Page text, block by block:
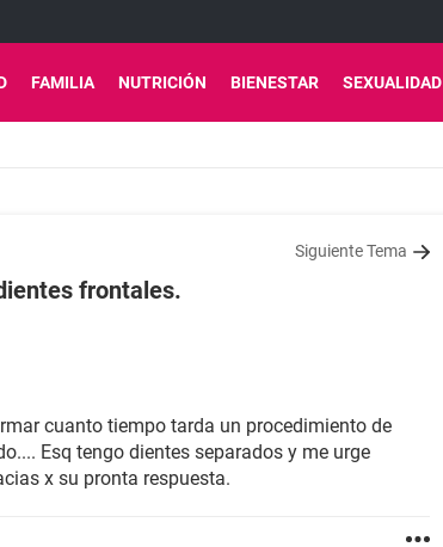
FAMILIA NUTRICIÓN BIENESTAR SEXUALIDAD
Siguiente Tema
frontales.
cuanto tiempo tarda un procedimiento de
Esq tengo dientes separados y me urge
x su pronta respuesta.